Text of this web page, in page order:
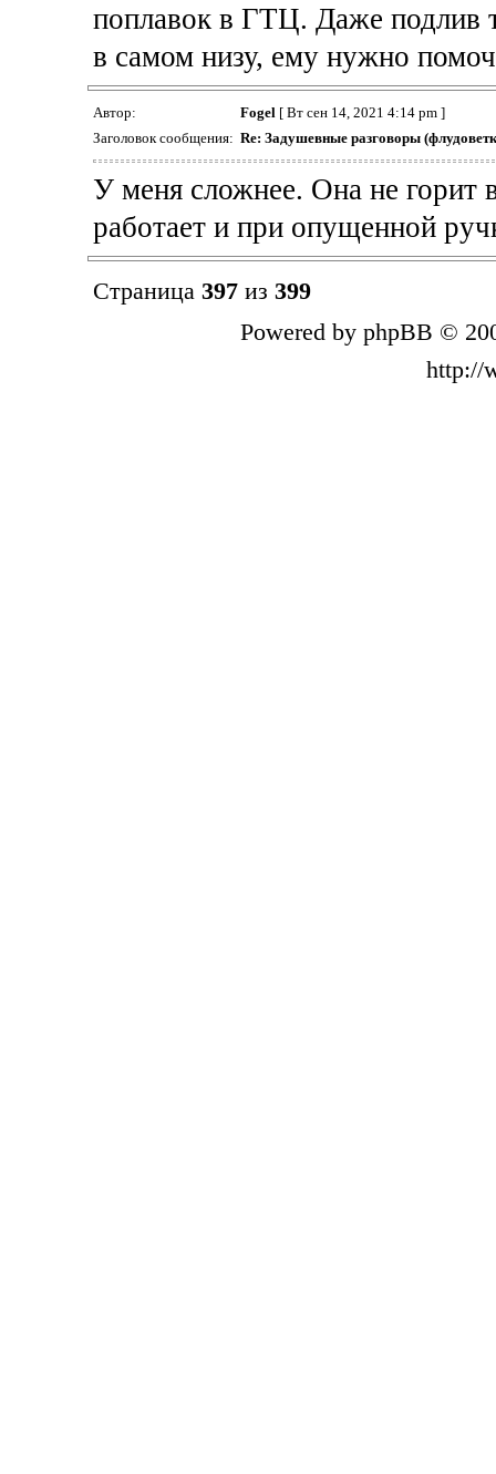
поплавок в ГТЦ. Даже подлив
в самом низу, ему нужно
Автор: Fogel [ Вт сен 14, 2021 4:14 pm ]
Заголовок сообщения: Re: Задушевные разговоры
У меня сложнее. Она не горит
работает и при опущенной
Страница 397из 399
Powered by phpBB ©
http://